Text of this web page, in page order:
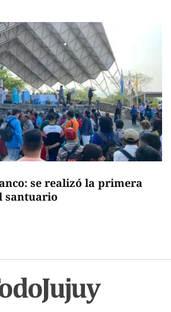
se realizó la primera
santuario